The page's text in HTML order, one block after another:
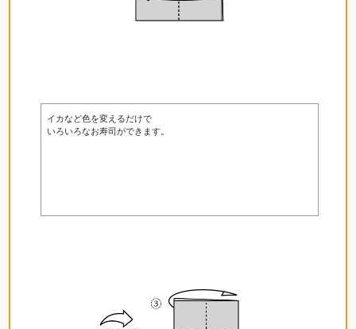
イカなど色を変えるだけで
いろいろなお寿司ができます。